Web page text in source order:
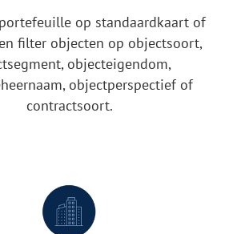
op standaardkaart of
filter objecten op objectsoort,
objecteigendom,
objectperspectief of
contractsoort.